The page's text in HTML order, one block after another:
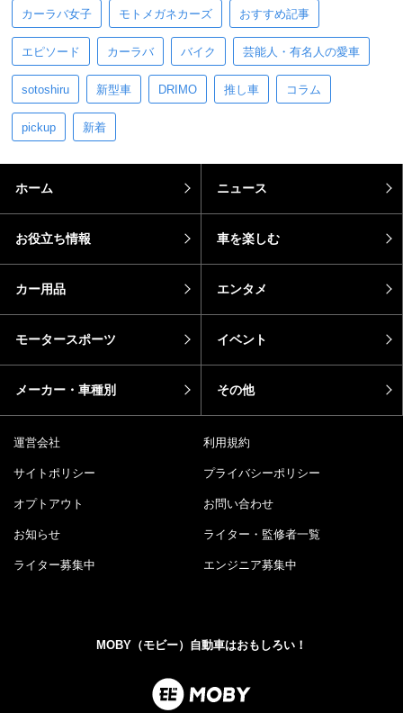
カーラバ女子 モトメガネカーズ おすすめ記事
エピソード カーラバ バイク 芸能人・有名人の愛車
sotoshiru 新型車 DRIMO 推し車 コラム
pickup 新着
ホーム ニュース
お役立ち情報 車を楽しむ
カー用品 エンタメ
モータースポーツ イベント
メーカー・車種別 その他
運営会社 利用規約
サイトポリシー プライバシーポリシー
オプトアウト お問い合わせ
お知らせ ライター・監修者一覧
ライター募集中 エンジニア募集中
MOBY（モビー）自動車はおもしろい！